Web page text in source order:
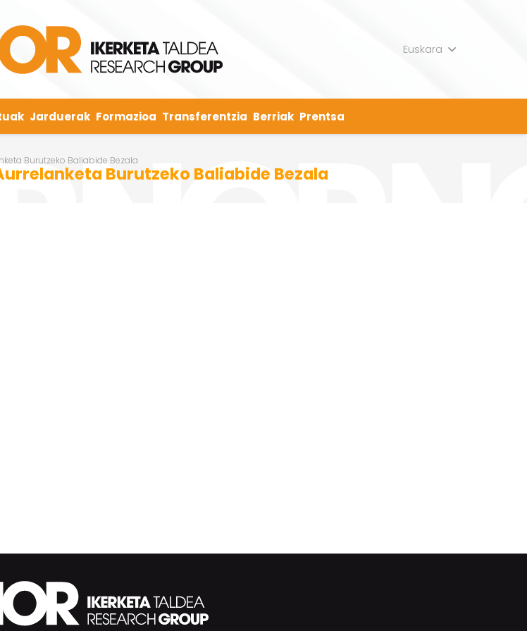
Euskara
Jarduerak Formazioa Transferentzia Berriak Prentsa
Burutzeko Baliabide Bezala
Burutzeko Baliabide Bezala